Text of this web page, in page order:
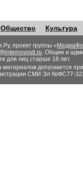
Общество Культура
проект группы «
. Общие и
для лиц старше 18 лет.
материалов допускается
СМИ Эл №ФС77-